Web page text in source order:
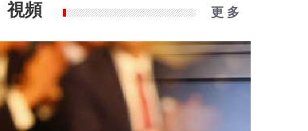
視頻 更 多